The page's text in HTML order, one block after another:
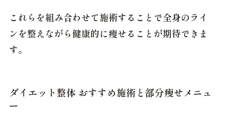
これらを組み合わせて施術することで全身のライ
ンを整えながら健康的に痩せることが期待できま
す。
ダイエット整体 おすすめ施術と部分痩せメニュ
ー